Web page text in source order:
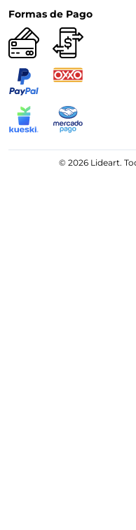
Formas de Pago
© 2026 Lideart.